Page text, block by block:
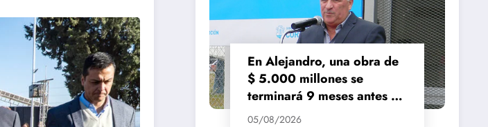
En Alejandro, una obra de
$ 5.000 millones se
terminará 9 meses antes de
lo previsto
05/08/2026